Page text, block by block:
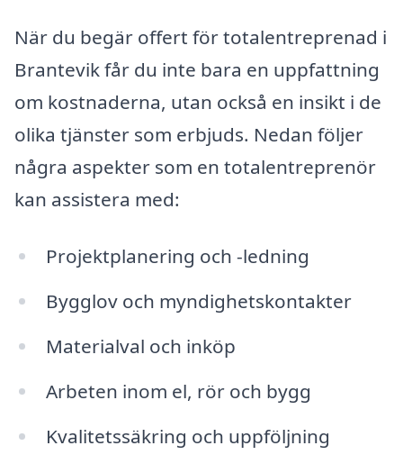
När du begär offert för totalentreprenad i
Brantevik får du inte bara en uppfattning
om kostnaderna, utan också en insikt i de
olika tjänster som erbjuds. Nedan följer
några aspekter som en totalentreprenör
kan assistera med:
Projektplanering och -ledning
Bygglov och myndighetskontakter
Materialval och inköp
Arbeten inom el, rör och bygg
Kvalitetssäkring och uppföljning